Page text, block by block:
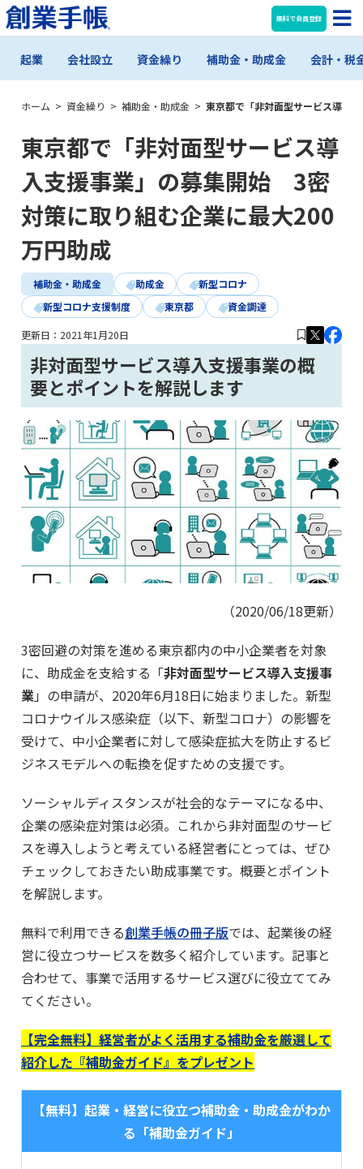
無料で会員登録
起業 会社設立 資金繰り 補助金・助成金 会計・税
ホーム > 資金繰り > 補助金・助成金 > 東京都で「非対面型サービス導入
東京都で「非対面型サービス導
入支援事業」の募集開始 3密
対策に取り組む企業に最大200
万円助成
補助金・助成金 助成金
新型コロナ
新型コロナ支援制度
東京都 資金調達
更新日： 2021年1月20日
非対面型サービス導入支援事業の概
要とポイントを解説します
（2020/06/18更新）
3密回避の対策を進める東京都内の中小企業者を対象
に、助成金を支給する「非対面型サービス導入支援事
業」の申請が、2020年6月18日に始まりました。新型
コロナウイルス感染症（以下、新型コロナ）の影響を
受けて、中小企業者に対して感染症拡大を防止するビ
ジネスモデルへの転換を促すための支援です。
ソーシャルディスタンスが社会的なテーマになる中、
企業の感染症対策は必須。これから非対面型のサービ
スを導入しようと考えている経営者にとっては、ぜひ
チェックしておきたい助成事業です。概要とポイント
を解説します。
無料で利用できる創業手帳の冊子版では、起業後の経
営に役立つサービスを数多く紹介しています。記事と
合わせて、事業で活用するサービス選びに役立ててみ
てください。
【完全無料】経営者がよく活用する補助金を厳選して
紹介した『補助金ガイド』をプレゼント
【無料】起業・経営に役立つ補助金・助成金がわか
る「補助金ガイド」